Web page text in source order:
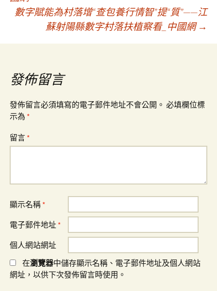
章
導
覽
數字賦能為村落增“查包養行情智”提“質”——江
蘇射陽縣數字村落扶植察看_中國網 →
發佈留言
發佈留言必須填寫的電子郵件地址不會公開。 必填欄位標
示為 *
留言 *
顯示名稱 *
電子郵件地址 *
個人網站網址
在瀏覽器中儲存顯示名稱、電子郵件地址及個人網站
網址，以供下次發佈留言時使用。